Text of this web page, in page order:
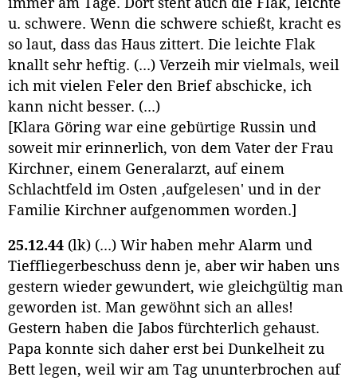
u. schwere. Wenn die schwere schießt, kracht es
so laut, dass das Haus zittert. Die leichte Flak
knallt sehr heftig. (...) Verzeih mir vielmals, weil
ich mit vielen Feler den Brief abschicke, ich
kann nicht besser. (...)
[Klara Göring war eine gebürtige Russin und
soweit mir erinnerlich, von dem Vater der Frau
Kirchner, einem Generalarzt, auf einem
Schlachtfeld im Osten ‚aufgelesen' und in der
Familie Kirchner aufgenommen worden.]
25.12.44 (lk) (...) Wir haben mehr Alarm und
Tieffliegerbeschuss denn je, aber wir haben uns
gestern wieder gewundert, wie gleichgültig man
geworden ist. Man gewöhnt sich an alles!
Gestern haben die Jabos fürchterlich gehaust.
Papa konnte sich daher erst bei Dunkelheit zu
Bett legen, weil wir am Tag ununterbrochen auf